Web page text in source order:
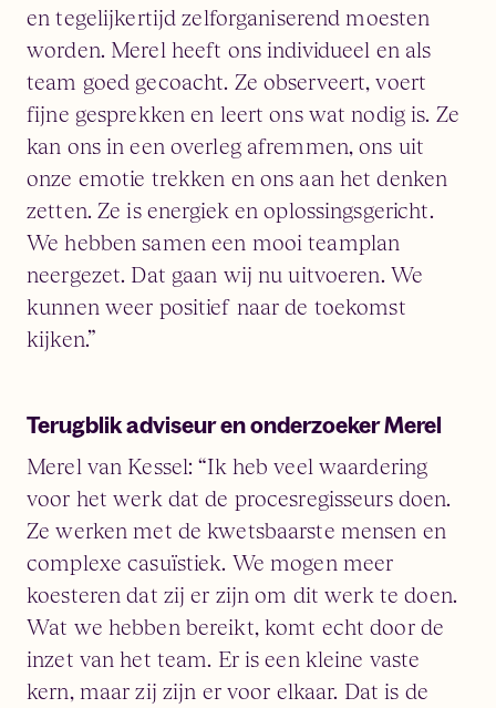
en tegelijkertijd zelforganiserend moesten
worden. Merel heeft ons individueel en als
team goed gecoacht. Ze observeert, voert
fijne gesprekken en leert ons wat nodig is. Ze
kan ons in een overleg afremmen, ons uit
onze emotie trekken en ons aan het denken
zetten. Ze is energiek en oplossingsgericht.
We hebben samen een mooi teamplan
neergezet. Dat gaan wij nu uitvoeren. We
kunnen weer positief naar de toekomst
kijken.”
Terugblik adviseur en onderzoeker Merel
Merel van Kessel: “Ik heb veel waardering
voor het werk dat de procesregisseurs doen.
Ze werken met de kwetsbaarste mensen en
complexe casuïstiek. We mogen meer
koesteren dat zij er zijn om dit werk te doen.
Wat we hebben bereikt, komt echt door de
inzet van het team. Er is een kleine vaste
kern, maar zij zijn er voor elkaar. Dat is de